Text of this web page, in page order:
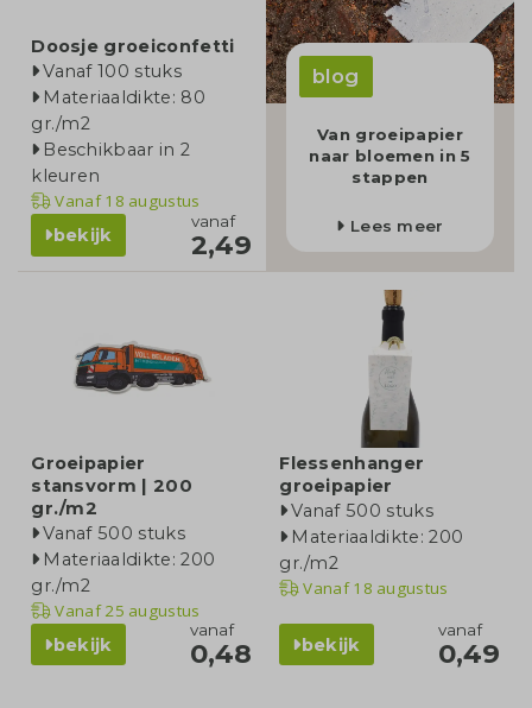
Doosje groeiconfetti
Vanaf 100 stuks
Materiaaldikte: 80
gr./m2
Beschikbaar in 2
kleuren
Vanaf18 augustus
bekijk
vanaf
2,49
blog
Van groeipapier
naar bloemen in 5
stappen
Lees meer
Groeipapier
stansvorm | 200
gr./m2
Vanaf 500 stuks
Materiaaldikte: 200
gr./m2
Vanaf25 augustus
bekijk
vanaf
0,48
Flessenhanger
groeipapier
Vanaf 500 stuks
Materiaaldikte: 200
gr./m2
Vanaf18 augustus
bekijk
vanaf
0,49